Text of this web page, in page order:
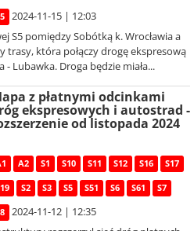
2024-11-15 | 12:03
S5 pomiędzy Sobótką k. Wrocławia a
trasy, która połączy drogę ekspresową
- Lubawka. Droga będzie miała...
z płatnymi odcinkami
ekspresowych i autostrad -
od listopada 2024
A2 S1 S10 S11 S12 S16 S17
S2 S3 S5 S51 S6 S61 S7
2024-11-12 | 12:35